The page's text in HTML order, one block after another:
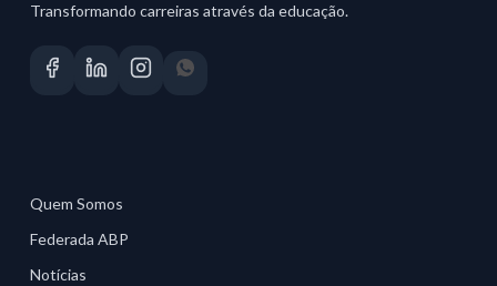
Transformando carreiras através da educação.
Quem Somos
Federada ABP
Notícias